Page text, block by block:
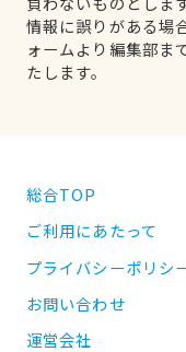
情報に誤りがある場
ォームより編集部ま
たします。
総合TOP
ご利用にあたって
プライバシーポリシ
お問い合わせ
運営会社